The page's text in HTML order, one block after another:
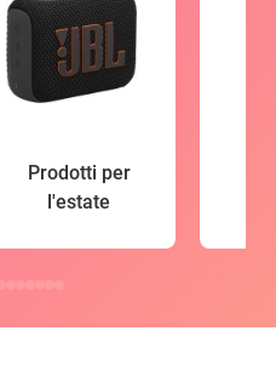
Prodotti per
l'estate